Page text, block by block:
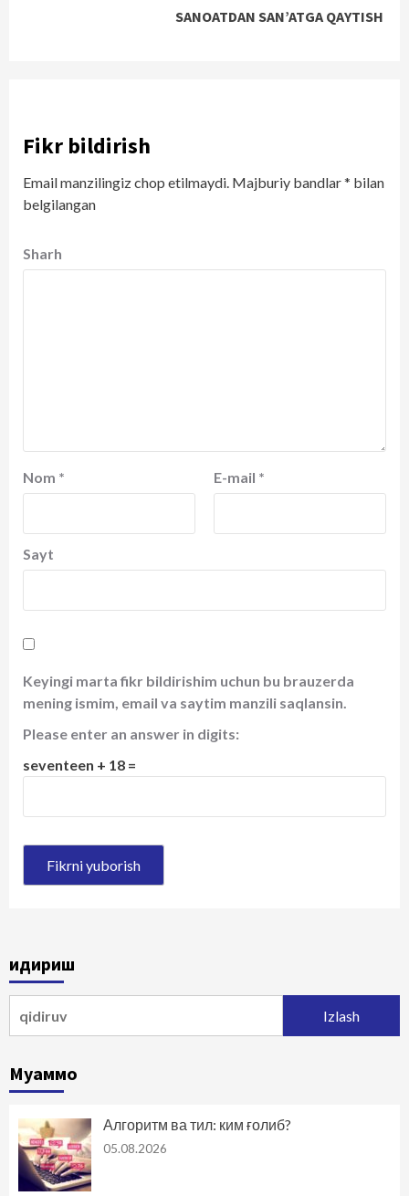
SANOATDAN SAN’ATGA QAYTISH
Fikr bildirish
Email manzilingiz chop etilmaydi. Majburiy bandlar* bilan
belgilangan
Sharh
Nom * E-mail *
Sayt
Keyingi marta fikr bildirishim uchun bu brauzerda
mening ismim, email va saytim manzili saqlansin.
Please enter an answer in digits:
seventeen + 18 =
Қидириш
Муаммо
Алгоритм ва тил: ким ғолиб?
05.08.2026